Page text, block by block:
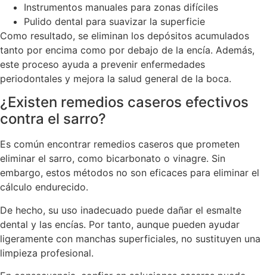
Instrumentos manuales para zonas difíciles
Pulido dental para suavizar la superficie
Como resultado, se eliminan los depósitos acumulados
tanto por encima como por debajo de la encía. Además,
este proceso ayuda a prevenir enfermedades
periodontales y mejora la salud general de la boca.
¿Existen remedios caseros efectivos
contra el sarro?
Es común encontrar remedios caseros que prometen
eliminar el sarro, como bicarbonato o vinagre. Sin
embargo, estos métodos no son eficaces para eliminar el
cálculo endurecido.
De hecho, su uso inadecuado puede dañar el esmalte
dental y las encías. Por tanto, aunque pueden ayudar
ligeramente con manchas superficiales, no sustituyen una
limpieza profesional.